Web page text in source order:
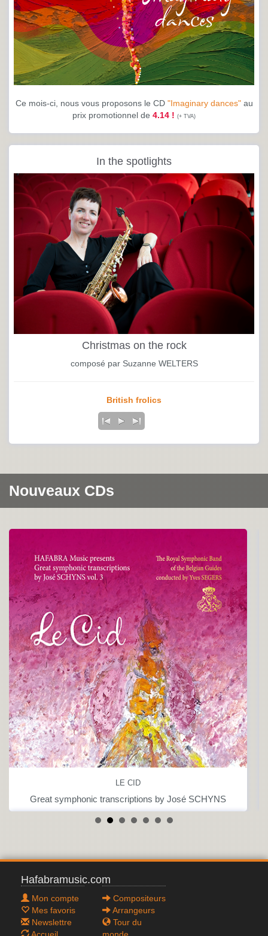
Ce mois-ci, nous vous proposons le CD "Imaginary dances"au
prix promotionnel de 4.14 ! (+ TVA)
In the spotlights
Christmas on the rock
composé par Suzanne WELTERS
British frolics
Nouveaux CDs
LE CID
Great symphonic transcriptions by José SCHYNS
Hafabramusic.com
Mon compte
Mes favoris
Newslettre
Compositeurs
Arrangeurs
Tour du